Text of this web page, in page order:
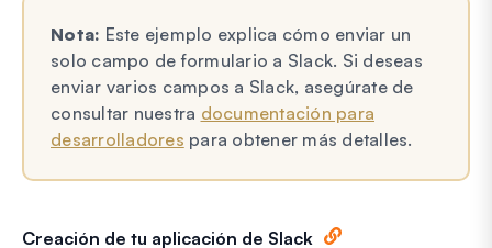
Nota: Este ejemplo explica cómo enviar un
solo campo de formulario a Slack. Si deseas
enviar varios campos a Slack, asegúrate de
consultar nuestra documentación para
desarrolladores para obtener más detalles.
Creación de tu aplicación de Slack